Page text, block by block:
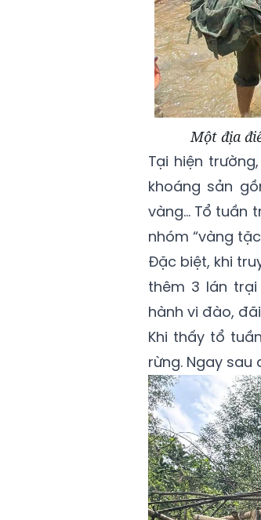
Một địa
Tại hiện
khoáng sản
vàng… Tổ tuần
nhóm “vàng
Đặc biệt, khi
thêm 3 lán
hành vi đào,
Khi thấy tổ
rừng. Ngay sau